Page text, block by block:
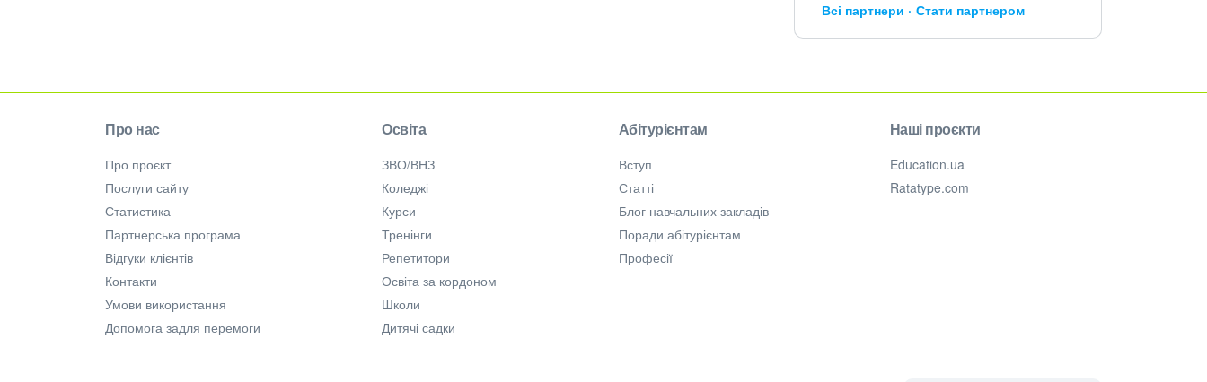
Всі партнери Стати партнером
Про нас
Про проєкт
Послуги сайту
Статистика
Партнерська програма
Відгуки клієнтів
Контакти
Умови використання
Допомога задля перемоги
Освіта
ЗВО/ВНЗ
Коледжі
Курси
Тренінги
Репетитори
Освіта за кордоном
Школи
Дитячі садки
Абітурієнтам
Вступ
Статті
Блог навчальних закладів
Поради абітурієнтам
Професії
Наші проєкти
Education.ua
Ratatype.com